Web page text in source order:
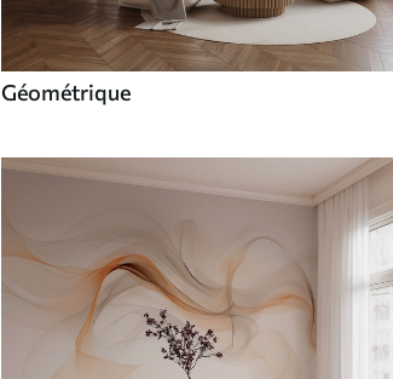
Géométrique